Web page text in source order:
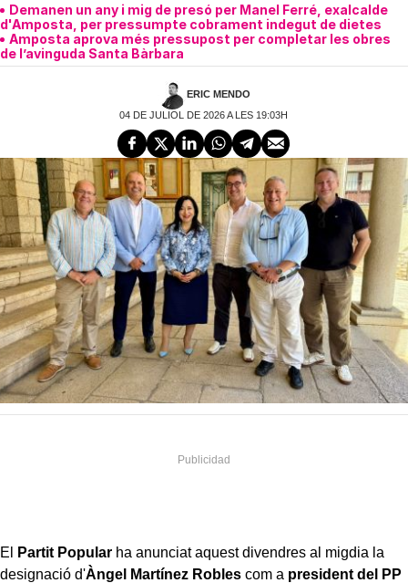
Demanen un any i mig de presó per Manel Ferré, exalcalde
d'Amposta, per pressumpte cobrament indegut de dietes
Amposta aprova més pressupost per completar les obres
de l’avinguda Santa Bàrbara
ERIC MENDO
04 DE JULIOL DE 2026 A LES 19:03H
El Partit Popular ha anunciat aquest divendres al migdia la
designació d'Àngel Martínez Robles com a president del PP